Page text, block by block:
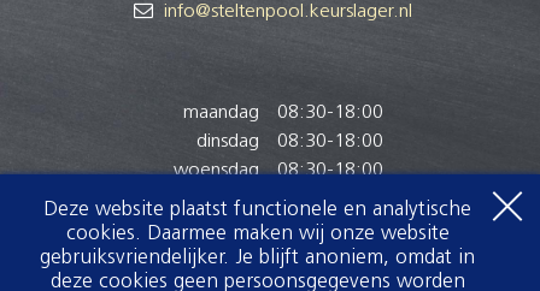
info@steltenpool.keurslager.nl
maandag 08:30-18:00
dinsdag
08:30-18:00
woensdag
08:30-18:00
donderdag
08:30
vrijdag
08:30 -18:00
zaterdag
08:00-17:00
zondag
Gesloten
Deze website plaatst functionele en analytische
cookies. Daarmee maken wij onze website
gebruiksvriendelijker. Je blijft anoniem, omdat in
deze cookies geen persoonsgegevens worden